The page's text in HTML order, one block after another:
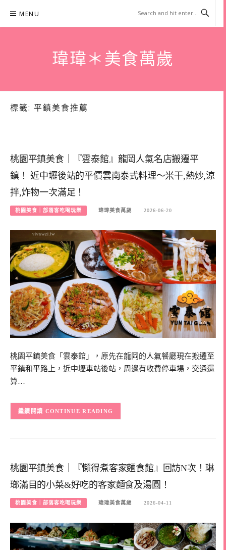
content
MENU
瑋瑋＊美食萬歲
標籤: 平鎮美食推薦
桃園平鎮美食｜『雲泰館』龍岡人氣名店搬遷平
鎮！ 近中壢後站的平價雲南泰式料理～米干,熱炒,涼
拌,炸物一次滿足！
桃園美食｜部落客吃喝玩樂 瑋瑋美食萬歲 2026-06-20
桃園平鎮美食「雲泰館」，原先在龍岡的人氣餐廳現在搬遷至
平鎮和平路上，近中壢車站後站，周邊有收費停車場，交通還
算…
CONTINUE READING
桃園平鎮美食｜『懶得煮客家麵食館』回訪N次！琳
瑯滿目的小菜&好吃的客家麵食及湯圓！
桃園美食｜部落客吃喝玩樂 瑋瑋美食萬歲 2026-04-11